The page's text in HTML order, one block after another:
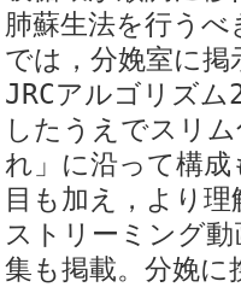
肺蘇生法を行う
では，分娩室に
JRCアルゴリズ
したうえでスリ
れ」に沿って構成
目も加え，より
ストリーミング
集も掲載。分娩に